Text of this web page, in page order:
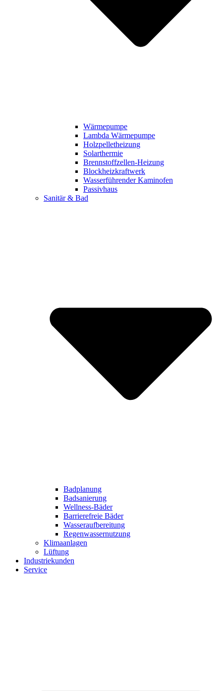
Wärmepumpe
Lambda Wärmepumpe
Holzpelletheizung
Solarthermie
Brennstoffzellen-Heizung
Blockheizkraftwerk
Wasserführender Kaminofen
Passivhaus
Sanitär & Bad
Badplanung
Badsanierung
Wellness-Bäder
Barrierefreie Bäder
Wasseraufbereitung
Regenwassernutzung
Klimaanlagen
Lüftung
Industriekunden
Service